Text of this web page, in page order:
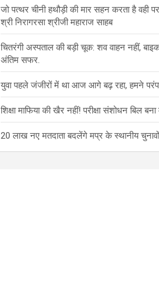
जो पत्थर चीनी हथौड़ी की मार सहन करता है वही
श्री निरागरसा श्रीजी महाराज साहब
चितरंगी अस्पताल की बड़ी चूक: शव वाहन नहीं,
अंतिम सफर.
युवा पहले जंजीरों में था आज आगे बढ़ रहा, हमने
शिक्षा माफिया की खैर नहीं! परीक्षा संशोधन बिल
20 लाख नए मतदाता बदलेंगे मप्र के स्थानीय